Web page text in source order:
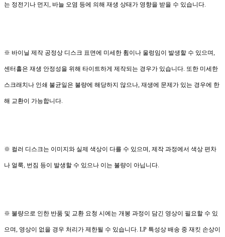
는 정전기나 먼지, 바늘 오염 등에 의해 재생 상태가 영향을 받을 수 있습니다.
※ 바이닐 제작 공정상 디스크 표면에 미세한 휨이나 울렁임이 발생할 수 있으며,
센터홀은 재생 안정성을 위해 타이트하게 제작되는 경우가 있습니다. 또한 미세한
스크래치나 인쇄 불균일은 불량에 해당하지 않으나, 재생에 문제가 있는 경우에 한
해 교환이 가능합니다.
※ 컬러 디스크는 이미지와 실제 색상이 다를 수 있으며, 제작 과정에서 색상 편차
나 얼룩, 번짐 등이 발생할 수 있으나 이는 불량이 아닙니다.
※ 불량으로 인한 반품 및 교환 요청 시에는 개봉 과정이 담긴 영상이 필요할 수 있
으며, 영상이 없을 경우 처리가 제한될 수 있습니다. LP 특성상 배송 중 재킷 손상이